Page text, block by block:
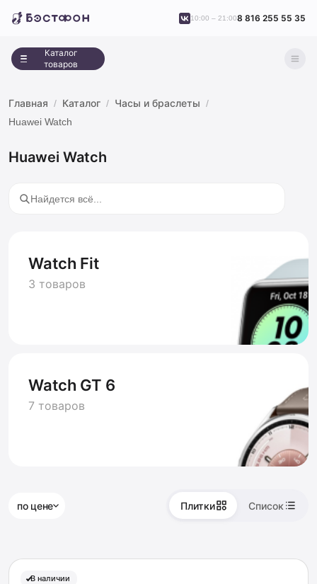
Каталог
товаров
10:00 – 21:008 816 255 55 35
Главная Каталог Часы и браслеты
Huawei Watch
Huawei Watch
Watch Fit
3 товаров
Watch GT 6
7 товаров
по цене Плитки Список
В наличии